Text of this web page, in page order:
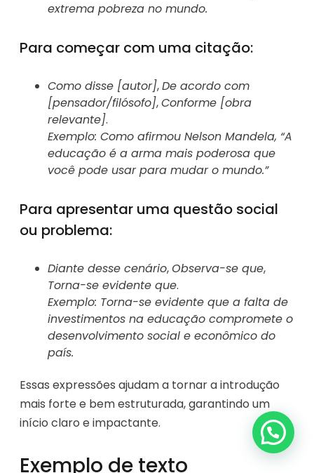
extrema pobreza no mundo.
Para começar com uma citação:
Como disse [autor],De acordo com
[pensador/filósofo],Conforme [obra
relevante].
Exemplo: Como afirmou Nelson Mandela, “A
educação é a arma mais poderosa que
você pode usar para mudar o mundo.”
Para apresentar uma questão social
ou problema:
Diante desse cenário,Observa-se que,
Torna-se evidente que.
Exemplo: Torna-se evidente que a falta de
investimentos na educação compromete o
desenvolvimento social e econômico do
país.
Essas expressões ajudam a tornar a introdução
mais forte e bem estruturada, garantindo um
início claro e impactante.
Exemplo de texto